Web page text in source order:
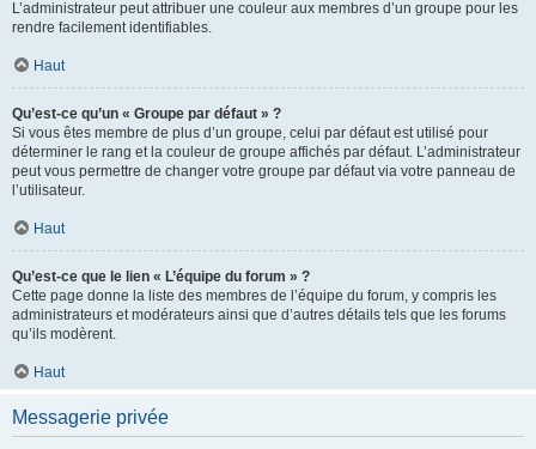
L’administrateur peut attribuer une couleur aux membres d’un groupe pour les
rendre facilement identifiables.
Haut
Qu’est-ce qu’un « Groupe par défaut » ?
Si vous êtes membre de plus d’un groupe, celui par défaut est utilisé pour
déterminer le rang et la couleur de groupe affichés par défaut. L’administrateur
peut vous permettre de changer votre groupe par défaut via votre panneau de
l’utilisateur.
Haut
Qu’est-ce que le lien « L’équipe du forum » ?
Cette page donne la liste des membres de l’équipe du forum, y compris les
administrateurs et modérateurs ainsi que d’autres détails tels que les forums
qu’ils modèrent.
Haut
Messagerie privée